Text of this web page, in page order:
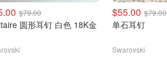
$79.00
圆形耳钉 白色 18K金
$55.00 $79.00
单石耳钉
Swarovski